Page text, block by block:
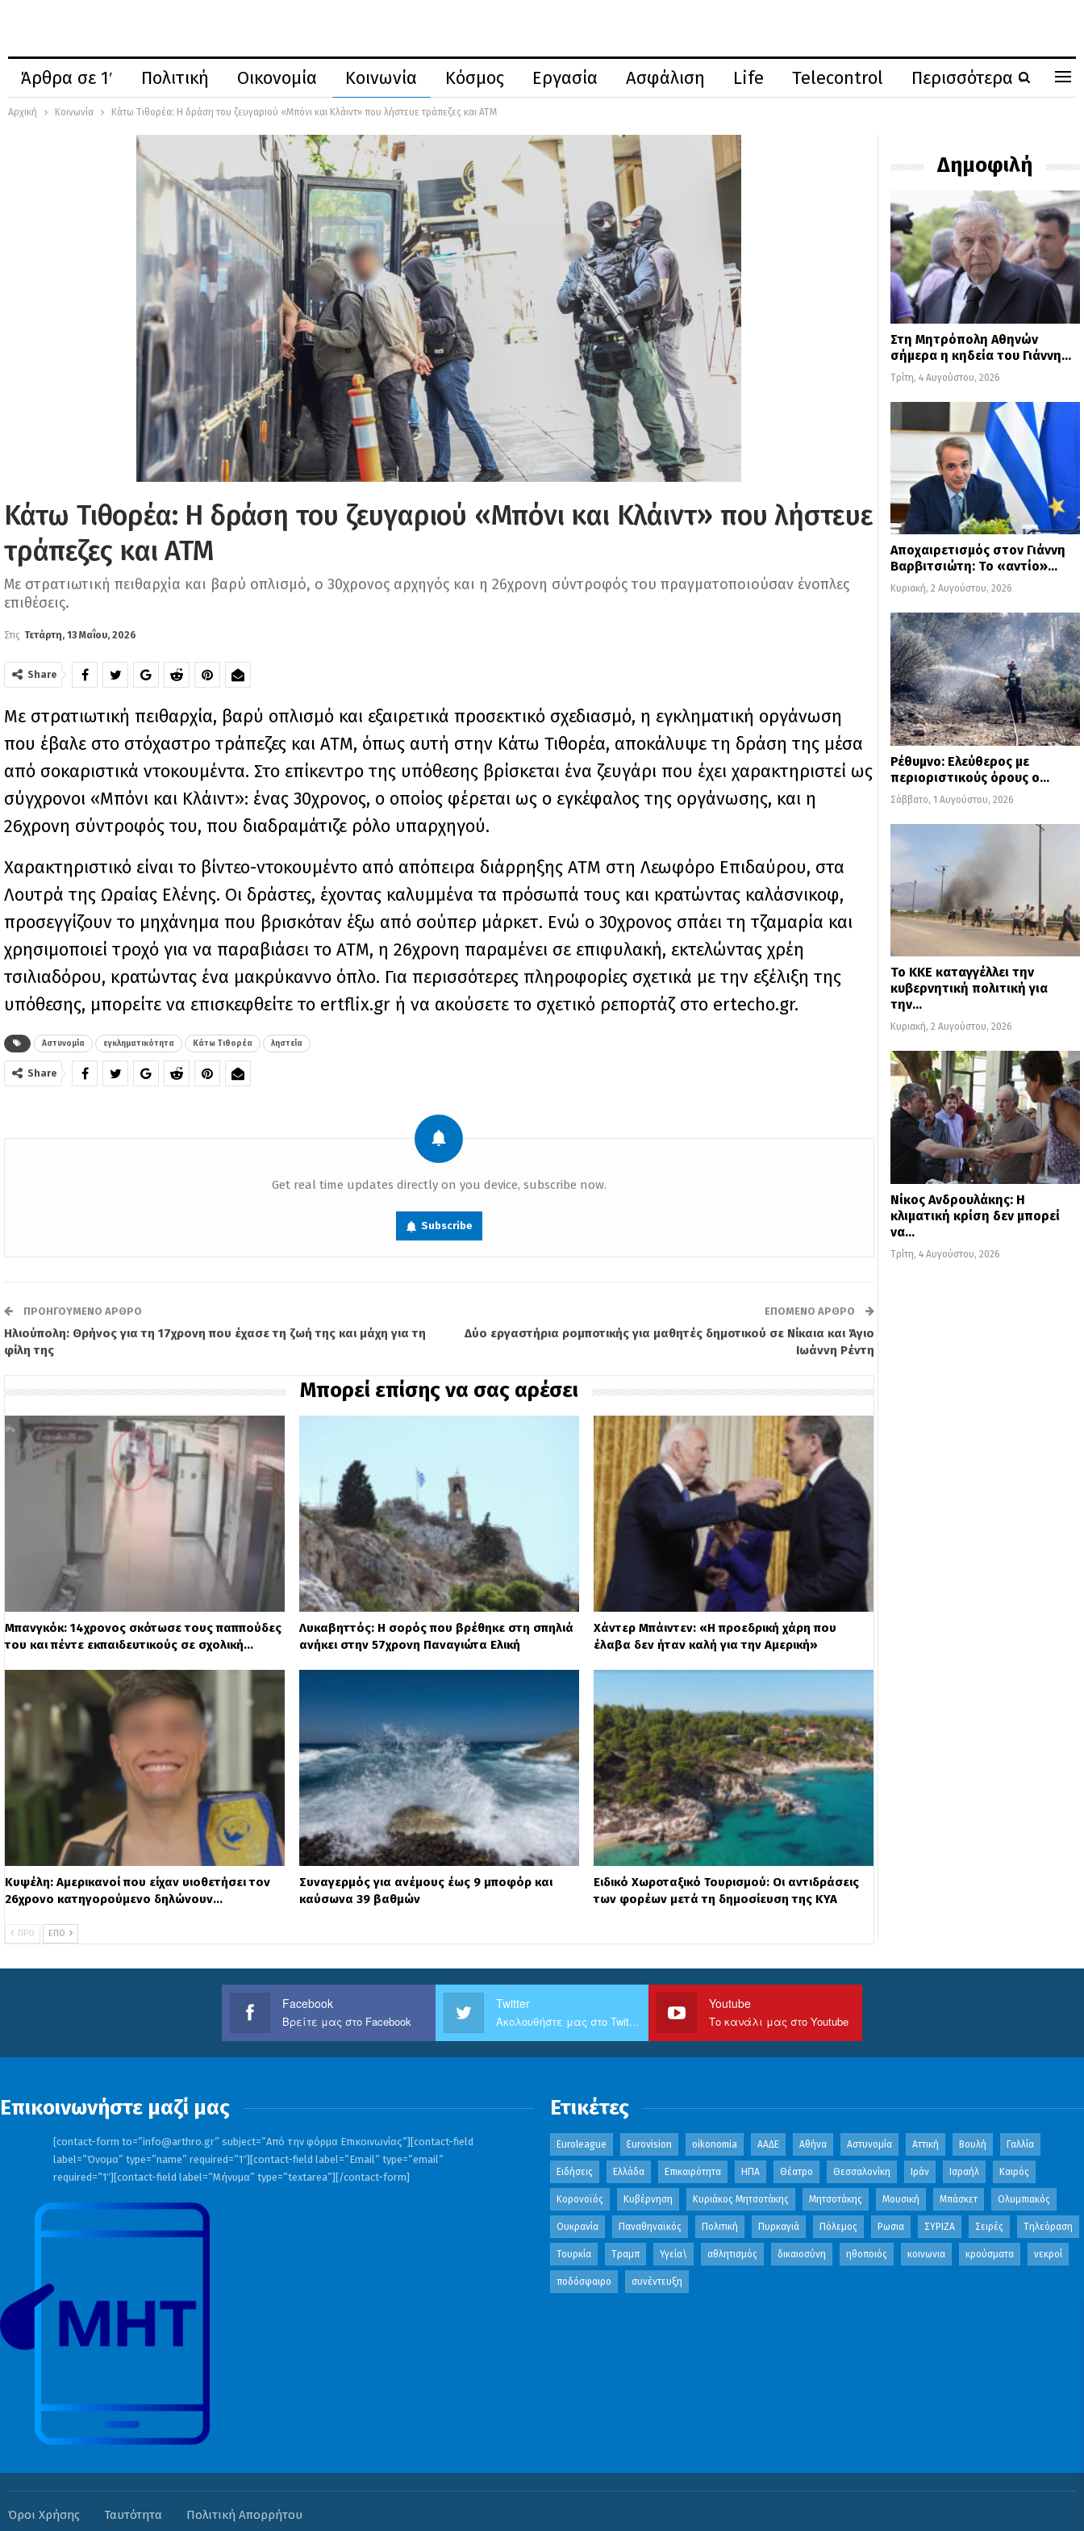
Άρθρα σε 1′ Πολιτική Οικονομία Κοινωνία Κόσμος Εργασία Ασφάλιση Life Telecontrol Περισσότερα
Αρχική Κοινωνία Κάτω Τιθορέα: Η δράση του ζευγαριού «Μπόνι και Κλάιντ» που λήστευε τράπεζες και ΑΤΜ
Κάτω Τιθορέα: Η δράση του ζευγαριού «Μπόνι και Κλάιντ» που λήστευε
τράπεζες και ΑΤΜ
Με στρατιωτική πειθαρχία και βαρύ οπλισμό, ο 30χρονος αρχηγός και η 26χρονη σύντροφός του πραγματοποιούσαν ένοπλες
επιθέσεις.
Στις Τετάρτη, 13 Μαΐου, 2026
Share
Με στρατιωτική πειθαρχία, βαρύ οπλισμό και εξαιρετικά προσεκτικό σχεδιασμό, η εγκληματική οργάνωση
που έβαλε στο στόχαστρο τράπεζες και ΑΤΜ, όπως αυτή στην Κάτω Τιθορέα, αποκάλυψε τη δράση της μέσα
από σοκαριστικά ντοκουμέντα. Στο επίκεντρο της υπόθεσης βρίσκεται ένα ζευγάρι που έχει χαρακτηριστεί ως
σύγχρονοι «Μπόνι και Κλάιντ»: ένας 30χρονος, ο οποίος φέρεται ως ο εγκέφαλος της οργάνωσης, και η
26χρονη σύντροφός του, που διαδραμάτιζε ρόλο υπαρχηγού.
Χαρακτηριστικό είναι το βίντεο-ντοκουμέντο από απόπειρα διάρρηξης ΑΤΜ στη Λεωφόρο Επιδαύρου, στα
Λουτρά της Ωραίας Ελένης. Οι δράστες, έχοντας καλυμμένα τα πρόσωπά τους και κρατώντας καλάσνικοφ,
προσεγγίζουν το μηχάνημα που βρισκόταν έξω από σούπερ μάρκετ. Ενώ ο 30χρονος σπάει τη τζαμαρία και
χρησιμοποιεί τροχό για να παραβιάσει το ΑΤΜ, η 26χρονη παραμένει σε επιφυλακή, εκτελώντας χρέη
τσιλιαδόρου, κρατώντας ένα μακρύκαννο όπλο. Για περισσότερες πληροφορίες σχετικά με την εξέλιξη της
υπόθεσης, μπορείτε να επισκεφθείτε το ertflix.gr ή να ακούσετε το σχετικό ρεπορτάζ στο ertecho.gr.
Αστυνομία εγκληματικότητα Κάτω Τιθορέα ληστεία
Share
Get real time updates directly on you device, subscribe now.
Subscribe
ΠΡΟΗΓΟΎΜΕΝΟ ΆΡΘΡΟ
Ηλιούπολη: Θρήνος για τη 17χρονη που έχασε τη ζωή της και μάχη για τη
φίλη της
ΕΠΌΜΕΝΟ ΆΡΘΡΟ
Δύο εργαστήρια ρομποτικής για μαθητές δημοτικού σε Νίκαια και Άγιο
Ιωάννη Ρέντη
Μπορεί επίσης να σας αρέσει
Μπανγκόκ: 14χρονος σκότωσε τους παππούδες
του και πέντε εκπαιδευτικούς σε σχολική…
Λυκαβηττός: Η σορός που βρέθηκε στη σπηλιά
ανήκει στην 57χρονη Παναγιώτα Ελική
Χάντερ Μπάιντεν: «Η προεδρική χάρη που
έλαβα δεν ήταν καλή για την Αμερική»
Κυψέλη: Αμερικανοί που είχαν υιοθετήσει τον
26χρονο κατηγορούμενο δηλώνουν…
Συναγερμός για ανέμους έως 9 μποφόρ και
καύσωνα 39 βαθμών
Ειδικό Χωροταξικό Τουρισμού: Οι αντιδράσεις
των φορέων μετά τη δημοσίευση της ΚΥΑ
ΠΡΟ ΕΠΌ
Δημοφιλή
Στη Μητρόπολη Αθηνών
σήμερα η κηδεία του Γιάννη…
Τρίτη, 4 Αυγούστου, 2026
Αποχαιρετισμός στον Γιάννη
Βαρβιτσιώτη: Το «αντίο»…
Κυριακή, 2 Αυγούστου, 2026
Ρέθυμνο: Ελεύθερος με
περιοριστικούς όρους ο…
Σάββατο, 1 Αυγούστου, 2026
Το ΚΚΕ καταγγέλλει την
κυβερνητική πολιτική για
την…
Κυριακή, 2 Αυγούστου, 2026
Νίκος Ανδρουλάκης: Η
κλιματική κρίση δεν μπορεί
να…
Τρίτη, 4 Αυγούστου, 2026
Facebook
Βρείτε μας στο Facebook
Twitter
Ακολουθήστε μας στο Twitter
Youtube
Το κανάλι μας στο Youtube
Επικοινωνήστε μαζί μας
[contact-form to=”info@arthro.gr” subject=”Από την φόρμα Επικοινωνίας”][contact-field
label=”Όνομα” type=”name” required=”1″][contact-field label=”Email” type=”email”
required=”1″][contact-field label=”Μήνυμα” type=”textarea”][/contact-form]
Ετικέτες
Euroleague Eurovision oikonomia ΑΑΔΕ Αθήνα Αστυνομία Αττική Βουλή Γαλλία
Ειδήσεις Ελλάδα Επικαιρότητα ΗΠΑ Θέατρο Θεσσαλονίκη Ιράν Ισραήλ Καιρός
Κορονοϊός Κυβέρνηση Κυριάκος Μητσοτάκης Μητσοτάκης Μουσική Μπάσκετ Ολυμπιακός
Ουκρανία Παναθηναϊκός Πολιτική Πυρκαγιά Πόλεμος Ρωσια ΣΥΡΙΖΑ Σειρές Τηλεόραση
Τουρκία Τραμπ Υγεία\ αθλητισμός δικαιοσύνη ηθοποιός κοινωνια κρούσματα νεκροί
ποδόσφαιρο συνέντευξη
Όροι Χρήσης Ταυτότητα Πολιτική Απορρήτου